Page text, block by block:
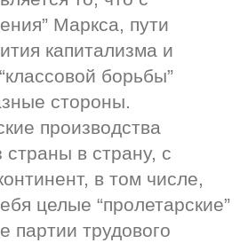
Маркса, пути
капитализма и
борьбы”
стороны.
производства
страны в страну, с
в том числе,
целые “пролетарские”
партии трудового